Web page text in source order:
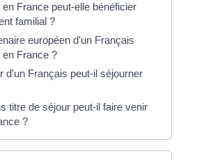
France peut-elle bénéficier
familial ?
européen d'un Français
en France ?
d'un Français peut-il séjourner
titre de séjour peut-il faire venir
?